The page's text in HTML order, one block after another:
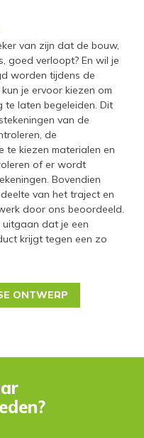
van zijn dat de bouw,
goed verloopt? En wil je
worden tijdens de
je ervoor kiezen om
te laten begeleiden. Dit
van de
de
te kiezen materialen en
of er wordt
Bovendien
van het traject en
door ons beoordeeld.
uitgaan dat je een
krijgt tegen een zo
ONTWERP